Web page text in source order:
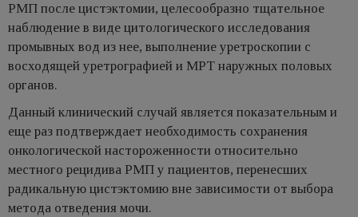
РМП после цистэктомии, целесообразно тщательное
наблюдение в виде цитологического исследования
промывных вод из нее, выполнение уретроскопии с
восходящей уретрографией и МРТ наружных половых
органов.
Данный клинический случай является показательным и
еще раз подтверждает необходимость сохранения
онкологической настороженности относительно
местного рецидива РМП у пациентов, перенесших
радикальную цистэктомию вне зависимости от выбора
метода отведения мочи.